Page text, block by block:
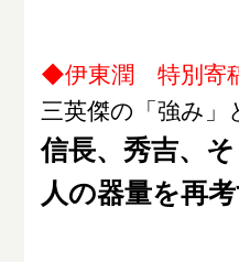
◆伊東潤 特別寄
三英傑の「強み」
信長、秀吉、
人の器量を再考